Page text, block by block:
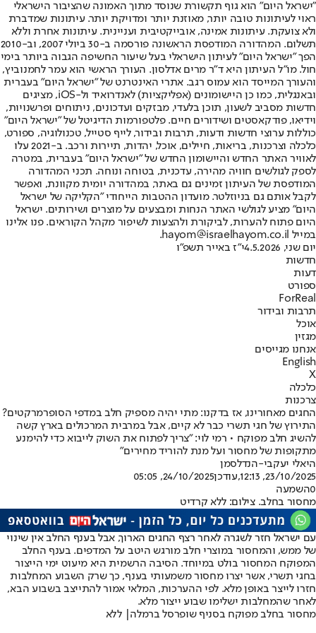
"ישראל היום" הוא גוף תקשורת שנוסד מתוך האמונה שהציבור הישראלי
ראוי לעיתונות טובה יותר, מאוזנת יותר ומדויקת יותר. עיתונות שמדברת
ולא צועקת. עיתונות אמינה, אובייקטיבית ועניינית. עיתונות אחרת וללא
תשלום. המהדורה המודפסת הראשונה פורסמה ב-30 ביולי 2007, וב-2010
הפך "ישראל היום" לעיתון הישראלי בעל שיעור החשיפה הגבוה ביותר בימי
חול. מו"ל העיתון היא ד"ר מרים אדלסון. העורך הראשי הוא עמר לחמנוביץ,
והעורך המייסד הוא עמוס רגב. אתרי האינטרנט של "ישראל היום" בעברית
ובאנגלית, כמו כן היישומונים (אפליקציות) לאנדרואיד ול-iOS, מציגים
חדשות מסביב לשעון, תוכן בלעדי, מבזקים ועדכונים, ניתוחים ופרשנויות,
וידיאו, פודקאסטים ושידורים חיים. פלטפורמות הדיגיטל של "ישראל היום"
כוללות ערוצי חדשות ודעות, תרבות ובידור, לייף סטייל, טכנולוגיה, ספורט,
כלכלה וצרכנות, בריאות, חיילים, אוכל, יהדות, תיירות ורכב. ב-2021 עלו
לאוויר האתר החדש והיישומון החדש של "ישראל היום" בעברית, במטרה
לספק לגולשים חוויה מהירה, עדכנית, בטוחה ונוחה. תכני המהדורה
המודפסת של העיתון זמינים גם באתר, במהדורה יומית מקוונת, ואפשר
לקבל אותם גם בניוזלטר. מועדון ההטבות הייחודי "הקליקה של ישראל
היום" מציע לגולשי האתר הנחות ומבצעים על מוצרים ושירותים. ישראל
היום פתוח להערות, לביקורת ולהצעות לשיפור מקהל הקוראים. פנו אלינו
במייל hayom@israelhayom.co.il.
יום שני, 4.5.2026
י"ז באייר תשפ"ו
חדשות
דעות
ספורט
ForReal
תרבות ובידור
אוכל
מגזין
אנחנו מגייסים
English
X
כלכלה
צרכנות
החגים מאחורינו, אז בדקנו: מתי יהיה מספיק חלב במדפי הסופרמרקטים?
התירוץ של חגי תשרי כבר לא קיים, אבל במרבית המרכולים בארץ קשה
להשיג חלב מפוקח • רמי לוי: "צריך לפתוח את השוק לייבוא כדי להימנע
מתקופות של מחסור ועל מנת להוריד מחירים"
היאלי יעקבי-הנדלסמן
23/10/2025, 12:13
,עודכן24/10/2025, 05:05
0השמעה
מחסור בחלב. צילום: ללא קרדיט
עם ישראל חזר לשגרה לאחר רצף החגים הארוך, אבל בענף החלב אין שינוי
של ממש, והמחסור במוצרי חלב מורגש היטב על המדפים. בענף החלב
המפוקח המחסור בולט במיוחד. הסיבה הרשמית היא מיעוט ימי הייצור
בחגי תשרי, אשר יצרו מחסור משמעותי בענף, כך שרק השבוע המחלבות
חזרו לייצר באופן מלא. לפי ההערכות, המלאי אמור להתייצב בשבוע הבא,
לאחר שהמחלבות ישלימו שבוע ייצור מלא.
מחסור בחלב מפוקח בסניף שופרסל ברמלה| ללא